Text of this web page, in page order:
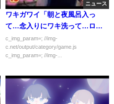
ニュース
ワキガワイ「朝と夜風呂入っ
て…念入りにワキ洗って…ロー
ル塗り塗りして…スプレー振っ
て…ヨシッ！」
c_img_param=; //img-
c.net/output/category/game.js
c_img_param=; //img-...